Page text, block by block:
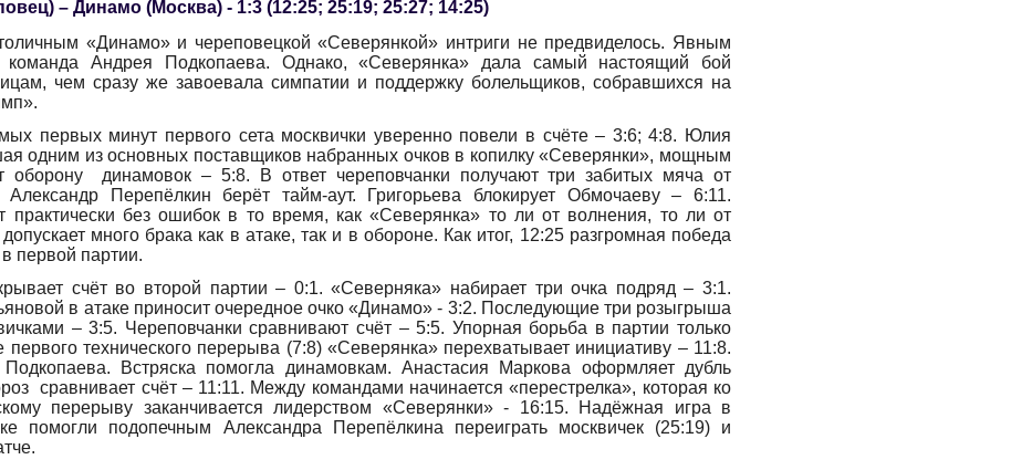
– Динамо (Москва) - 1:3 (12:25; 25:19; 25:27; 14:25)
«Динамо» и череповецкой «Северянкой» интриги не предвиделось. Явным
нда Андрея Подкопаева. Однако, «Северянка» дала самый настоящий бой
чем сразу же завоевала симпатии и поддержку болельщиков, собравшихся на
первых минут первого сета москвички уверенно повели в счёте – 3:6; 4:8. Юлия
одним из основных поставщиков набранных очков в копилку «Северянки», мощным
оборону динамовок – 5:8. В ответ череповчанки получают три забитых мяча от
Перепёлкин берёт тайм-аут. Григорьева блокирует Обмочаеву – 6:11.
практически без ошибок в то время, как «Северянка» то ли от волнения, то ли от
много брака как в атаке, так и в обороне. Как итог, 12:25 разгромная победа
первой партии.
счёт во второй партии – 0:1. «Северняка» набирает три очка подряд – 3:1.
в атаке приносит очередное очко «Динамо» - 3:2. Последующие три розыгрыша
– 3:5. Череповчанки сравнивают счёт – 5:5. Упорная борьба в партии только
первого технического перерыва (7:8) «Северянка» перехватывает инициативу – 11:8.
Встряска помогла динамовкам. Анастасия Маркова оформляет дубль
сравнивает счёт – 11:11. Между командами начинается «перестрелка», которая ко
перерыву заканчивается лидерством «Северянки» - 16:15. Надёжная игра в
помогли подопечным Александра Перепёлкина переиграть москвичек (25:19) и